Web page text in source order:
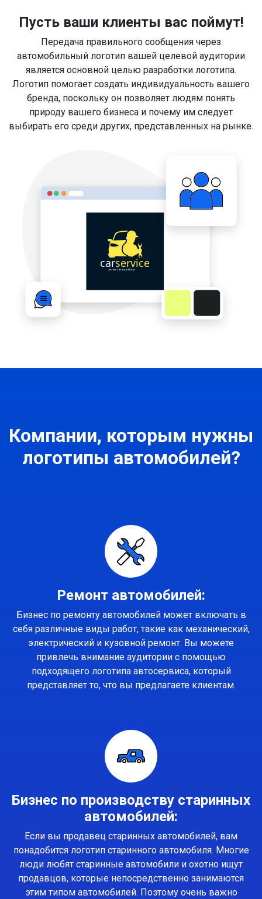
Пусть ваши клиенты вас поймут!
Передача правильного сообщения через
автомобильный логотип вашей целевой аудитории
является основной целью разработки логотипа.
Логотип помогает создать индивидуальность вашего
бренда, поскольку он позволяет людям понять
природу вашего бизнеса и почему им следует
выбирать его среди других, представленных на рынке.
Компании, которым нужны
логотипы автомобилей?
Ремонт автомобилей:
Бизнес по ремонту автомобилей может включать в
себя различные виды работ, такие как механический,
электрический и кузовной ремонт. Вы можете
привлечь внимание аудитории с помощью
подходящего логотипа автосервиса, который
представляет то, что вы предлагаете клиентам.
Бизнес по производству старинных
автомобилей:
Если вы продавец старинных автомобилей, вам
понадобится логотип старинного автомобиля. Многие
люди любят старинные автомобили и охотно ищут
продавцов, которые непосредственно занимаются
этим типом автомобилей. Поэтому очень важно